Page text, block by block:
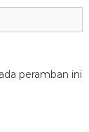
peramban ini